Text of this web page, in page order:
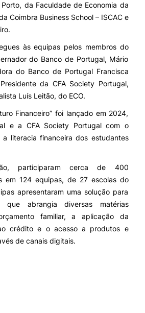
da Faculdade de Economia da
Coimbra Business School – ISCAC e
às equipas pelos membros do
do Banco de Portugal, Mário
do Banco de Portugal Francisca
da CFA Society Portugal,
Luís Leitão, do ECO.
Financeiro” foi lançado em 2024,
e a CFA Society Portugal com o
literacia financeira dos estudantes
participaram cerca de 400
em 124 equipas, de 27 escolas do
apresentaram uma solução para
abrangia diversas matérias
familiar, a aplicação da
crédito e o acesso a produtos e
de canais digitais.